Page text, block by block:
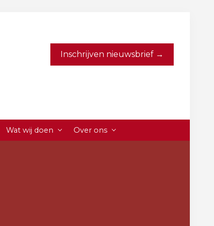
Inschrijven nieuwsbrief →
Wat wij doen Over ons